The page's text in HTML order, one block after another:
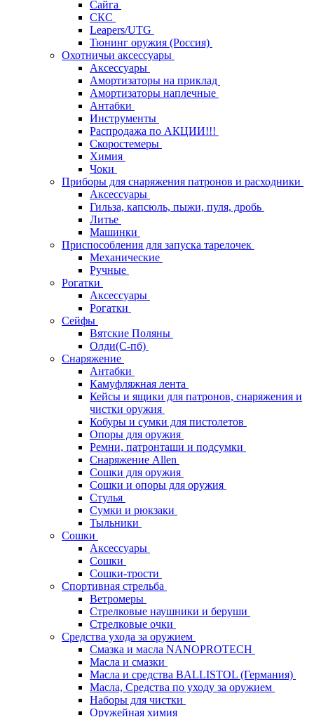
Сайга
СКС
Leapers/UTG
Тюнинг оружия (Россия)
Охотничьи аксессуары
Аксессуары
Амортизаторы на приклад
Амортизаторы наплечные
Антабки
Инструменты
Распродажа по АКЦИИ!!!
Скоростемеры
Химия
Чоки
Приборы для снаряжения патронов и расходники
Аксессуары
Гильза, капсюль, пыжи, пуля, дробь
Литье
Машинки
Приспособления для запуска тарелочек
Механические
Ручные
Рогатки
Аксессуары
Рогатки
Сейфы
Вятские Поляны
Олди(С-пб)
Снаряжение
Антабки
Камуфляжная лента
Кейсы и ящики для патронов, снаряжения и
чистки оружия
Кобуры и сумки для пистолетов
Опоры для оружия
Ремни, патронташи и подсумки
Снаряжение Allen
Сошки для оружия
Сошки и опоры для оружия
Стулья
Сумки и рюкзаки
Тыльники
Сошки
Аксессуары
Сошки
Сошки-трости
Спортивная стрельба
Ветромеры
Стрелковые наушники и беруши
Стрелковые очки
Средства ухода за оружием
Смазка и масла NANOPROTECH
Масла и смазки
Масла и средства BALLISTOL (Германия)
Масла, Средства по уходу за оружием
Наборы для чистки
Оружейная химия